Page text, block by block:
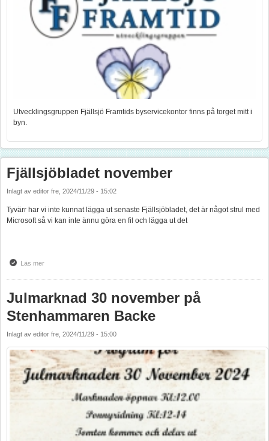
Utvecklingsgruppen Fjällsjö Framtids byservicekontor finns på torget mitt i
byn.
Fjällsjöbladet november
Inlagt av editor fre, 2024/11/29 - 15:02
Tyvärr har vi inte kunnat lägga ut senaste Fjällsjöbladet, det är något strul med
Microsoft så vi kan inte ännu göra en fil och lägga ut det
Läs merom Fjällsjöbladet november
Julmarknad 30 november på
Stenhammaren Backe
Inlagt av editor fre, 2024/11/29 - 15:00